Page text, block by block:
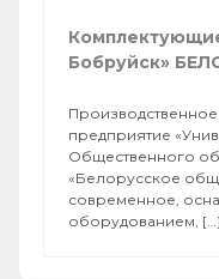
Бобруйск»
предприятие
Общественного
«Белорусское
современное,
оборудованием, […]